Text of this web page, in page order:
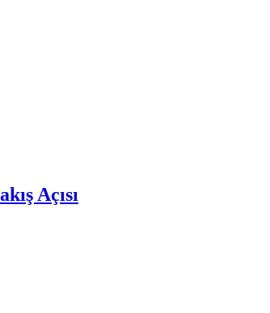
Açısı